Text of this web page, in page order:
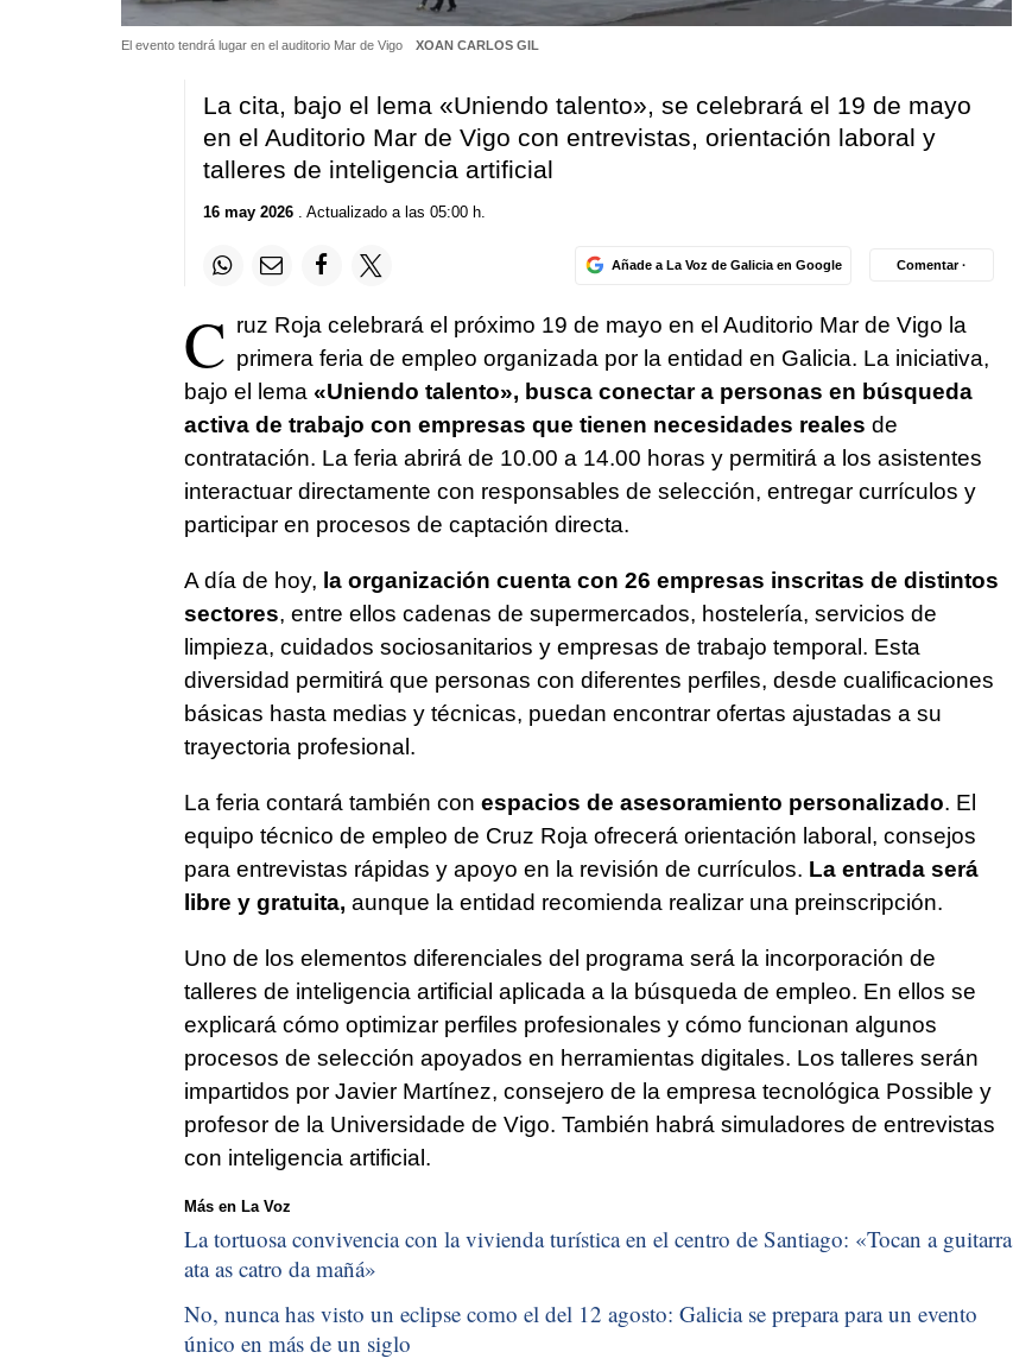
El evento tendrá lugar en el auditorio Mar de Vigo XOAN CARLOS GIL
La cita, bajo el lema «Uniendo talento», se celebrará el 19 de mayo
en el Auditorio Mar de Vigo con entrevistas, orientación laboral y
talleres de inteligencia artificial
16 may 2026. Actualizado a las 05:00 h.
Añade a La Voz de Galicia en Google Comentar ·
C ruz Roja celebrará el próximo 19 de mayo en el Auditorio Mar de Vigo la
primera feria de empleo organizada por la entidad en Galicia. La iniciativa,
bajo el lema «Uniendo talento», busca conectar a personas en búsqueda
activa de trabajo con empresas que tienen necesidades reales de
contratación. La feria abrirá de 10.00 a 14.00 horas y permitirá a los asistentes
interactuar directamente con responsables de selección, entregar currículos y
participar en procesos de captación directa.
A día de hoy, la organización cuenta con 26 empresas inscritas de distintos
sectores, entre ellos cadenas de supermercados, hostelería, servicios de
limpieza, cuidados sociosanitarios y empresas de trabajo temporal. Esta
diversidad permitirá que personas con diferentes perfiles, desde cualificaciones
básicas hasta medias y técnicas, puedan encontrar ofertas ajustadas a su
trayectoria profesional.
La feria contará también con espacios de asesoramiento personalizado. El
equipo técnico de empleo de Cruz Roja ofrecerá orientación laboral, consejos
para entrevistas rápidas y apoyo en la revisión de currículos. La entrada será
libre y gratuita, aunque la entidad recomienda realizar una preinscripción.
Uno de los elementos diferenciales del programa será la incorporación de
talleres de inteligencia artificial aplicada a la búsqueda de empleo. En ellos se
explicará cómo optimizar perfiles profesionales y cómo funcionan algunos
procesos de selección apoyados en herramientas digitales. Los talleres serán
impartidos por Javier Martínez, consejero de la empresa tecnológica Possible y
profesor de la Universidade de Vigo. También habrá simuladores de entrevistas
con inteligencia artificial.
Más en La Voz
La tortuosa convivencia con la vivienda turística en el centro de Santiago: «Tocan a guitarra
ata as catro da mañá»
No, nunca has visto un eclipse como el del 12 agosto: Galicia se prepara para un evento
único en más de un siglo